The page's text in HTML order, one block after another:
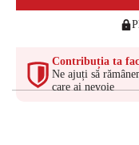
Contribuția ta
Ne ajuți să
care ai nevoie